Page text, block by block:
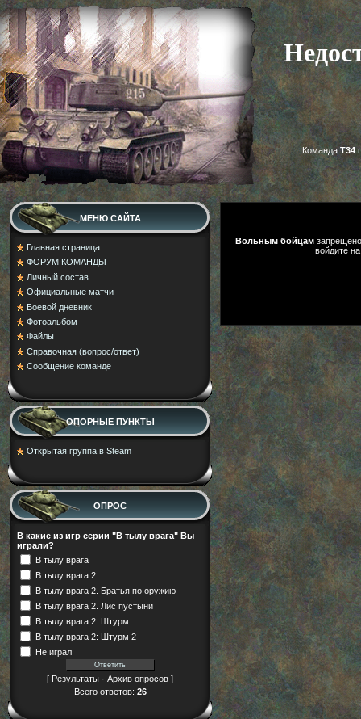
КомандаТ34
МЕНЮ САЙТА
Главная страница
ФОРУМ КОМАНДЫ
Личный состав
Официальные матчи
Боевой дневник
Фотоальбом
Файлы
Справочная (вопрос/ответ)
Cообщение команде
ОПОРНЫЕ ПУНКТЫ
Открытая группа в Steam
ОПРОС
В какие из игр серии "В тылу врага" Вы
играли?
В тылу врага
В тылу врага 2
В тылу врага 2. Братья по оружию
В тылу врага 2. Лис пустыни
В тылу врага 2: Штурм
В тылу врага 2: Штурм 2
Не играл
[ Результаты · Архив опросов ]
Всего ответов: 26
Вольным бойцамзапрещено
войдите